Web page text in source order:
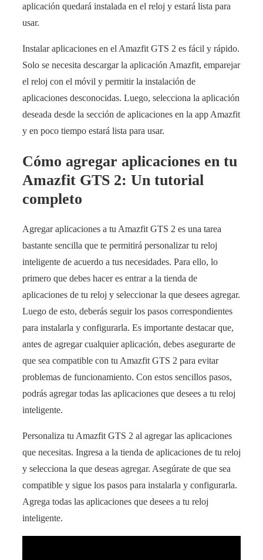
aplicación quedará instalada en el reloj y estará lista para
usar.
Instalar aplicaciones en el Amazfit GTS 2 es fácil y rápido.
Solo se necesita descargar la aplicación Amazfit, emparejar
el reloj con el móvil y permitir la instalación de
aplicaciones desconocidas. Luego, selecciona la aplicación
deseada desde la sección de aplicaciones en la app Amazfit
y en poco tiempo estará lista para usar.
Cómo agregar aplicaciones en tu
Amazfit GTS 2: Un tutorial
completo
Agregar aplicaciones a tu Amazfit GTS 2 es una tarea
bastante sencilla que te permitirá personalizar tu reloj
inteligente de acuerdo a tus necesidades. Para ello, lo
primero que debes hacer es entrar a la tienda de
aplicaciones de tu reloj y seleccionar la que desees agregar.
Luego de esto, deberás seguir los pasos correspondientes
para instalarla y configurarla. Es importante destacar que,
antes de agregar cualquier aplicación, debes asegurarte de
que sea compatible con tu Amazfit GTS 2 para evitar
problemas de funcionamiento. Con estos sencillos pasos,
podrás agregar todas las aplicaciones que desees a tu reloj
inteligente.
Personaliza tu Amazfit GTS 2 al agregar las aplicaciones
que necesitas. Ingresa a la tienda de aplicaciones de tu reloj
y selecciona la que deseas agregar. Asegúrate de que sea
compatible y sigue los pasos para instalarla y configurarla.
Agrega todas las aplicaciones que desees a tu reloj
inteligente.